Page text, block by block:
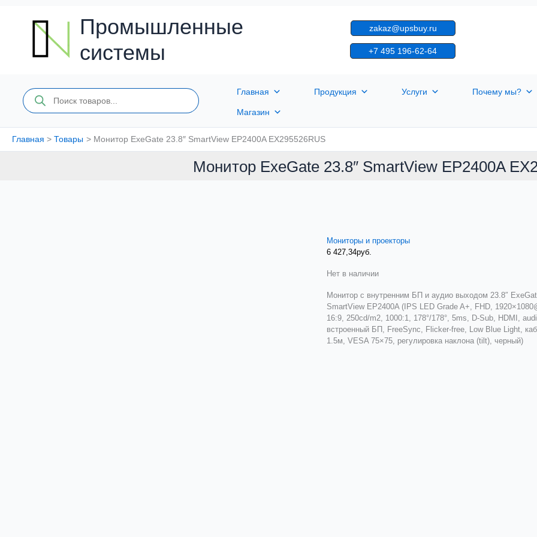
содержимому
Промышленные
системы
zakaz@upsbuy.ru
+7 495 196-62-64
Поиск
товаров
Главная Продукция Услуги Почему мы?
Магазин
Главная Товары Монитор ExeGate 23.8″ SmartView EP2400A EX295526RUS
Монитор ExeGate 23.8″ SmartView EP2400A
Мониторы и проекторы
6 427,34руб.
Нет в наличии
Монитор с внутренним БП и аудио выходом 23.8″
SmartView EP2400A (IPS LED Grade A+, FHD,
16:9, 250cd/m2, 1000:1, 178°/178°, 5ms, D-Sub, HDMI,
встроенный БП, FreeSync, Flicker-free, Low Blue Light,
1.5м, VESA 75×75, регулировка наклона (tilt), черный)